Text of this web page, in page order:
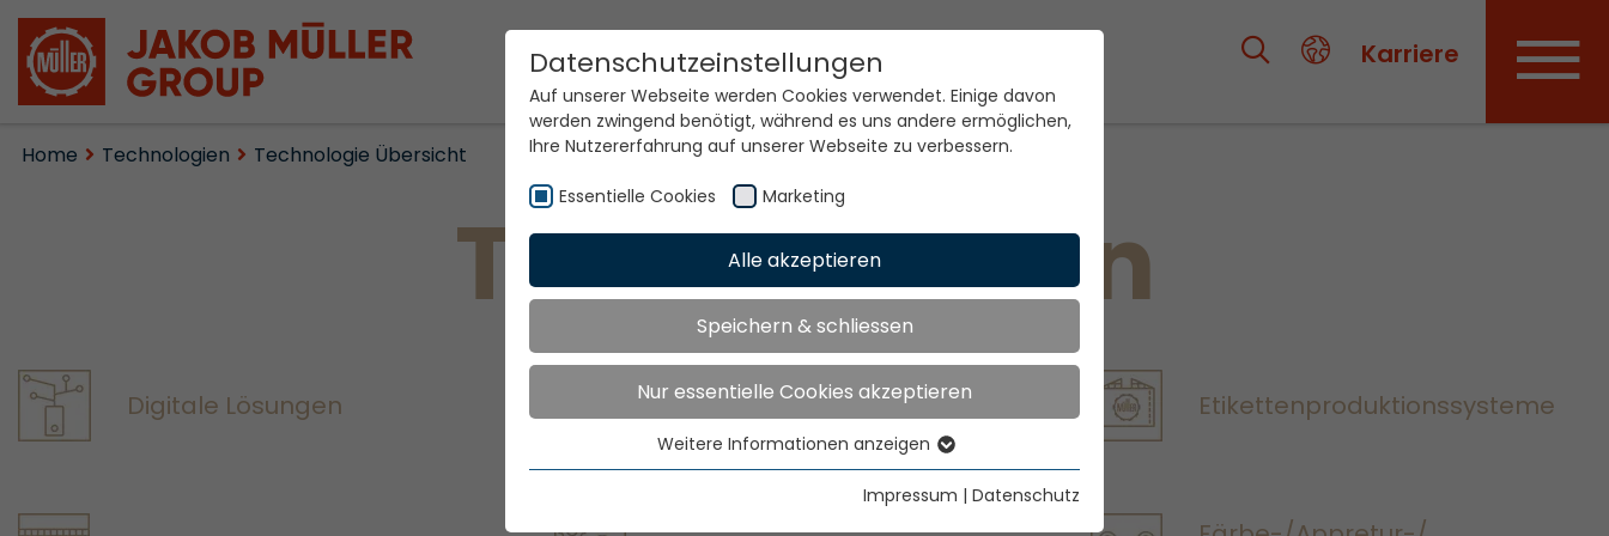
Karriere
Home Technologien Technologie Übersicht
Technologien
Digitale Lösungen Kettenwirksysteme Etikettenproduktionssysteme
Datenschutzeinstellungen
Auf unserer Webseite werden Cookies verwendet. Einige davon
werden zwingend benötigt, während es uns andere ermöglichen,
Ihre Nutzererfahrung auf unserer Webseite zu verbessern.
Essentielle Cookies Marketing
Alle akzeptieren
Speichern & schliessen
Nur essentielle Cookies akzeptieren
Essentielle Cookies
Essentielle Cookies werden für grundlegende Funktionen der
Webseite benötigt. Dadurch ist gewährleistet, dass die
Weitere Informationen anzeigen
Impressum | Datenschutz